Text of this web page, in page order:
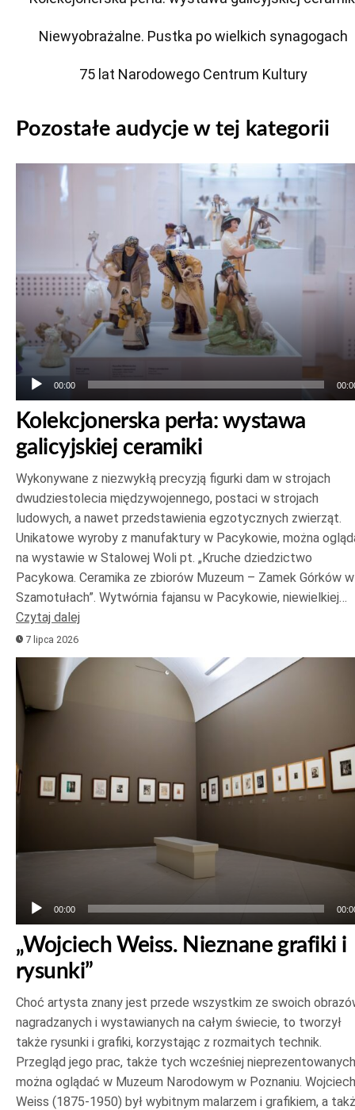
Niewyobrażalne. Pustka po wielkich synagogach
75 lat Narodowego Centrum Kultury
Pozostałe audycje w tej kategorii
Odtwarzacz
00:00
Kolekcjonerska perła: wystawa
galicyjskiej ceramiki
Wykonywane z niezwykłą precyzją figurki dam w strojach
dwudziestolecia międzywojennego, postaci w strojach
ludowych, a nawet przedstawienia egzotycznych zwierząt.
Unikatowe wyroby z manufaktury w Pacykowie, można
na wystawie w Stalowej Woli pt. „Kruche dziedzictwo
Pacykowa. Ceramika ze zbiorów Muzeum – Zamek Górków w
Szamotułach”. Wytwórnia fajansu w Pacykowie, niewielkiej…
Czytaj dalej
7 lipca 2026
Odtwarzacz
plików
dźwiękowych
00:00
„Wojciech Weiss. Nieznane grafiki i
rysunki”
Choć artysta znany jest przede wszystkim ze swoich
nagradzanych i wystawianych na całym świecie, to tworzył
także rysunki i grafiki, korzystając z rozmaitych technik.
Przegląd jego prac, także tych wcześniej
można oglądać w Muzeum Narodowym w Poznaniu. Wojciech
Weiss (1875-1950) był wybitnym malarzem i grafikiem, a